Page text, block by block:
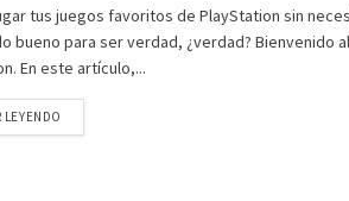
tus juegos favoritos de PlayStation sin
bueno para ser verdad, ¿verdad? Bienvenido
En este artículo,...
LEYENDO